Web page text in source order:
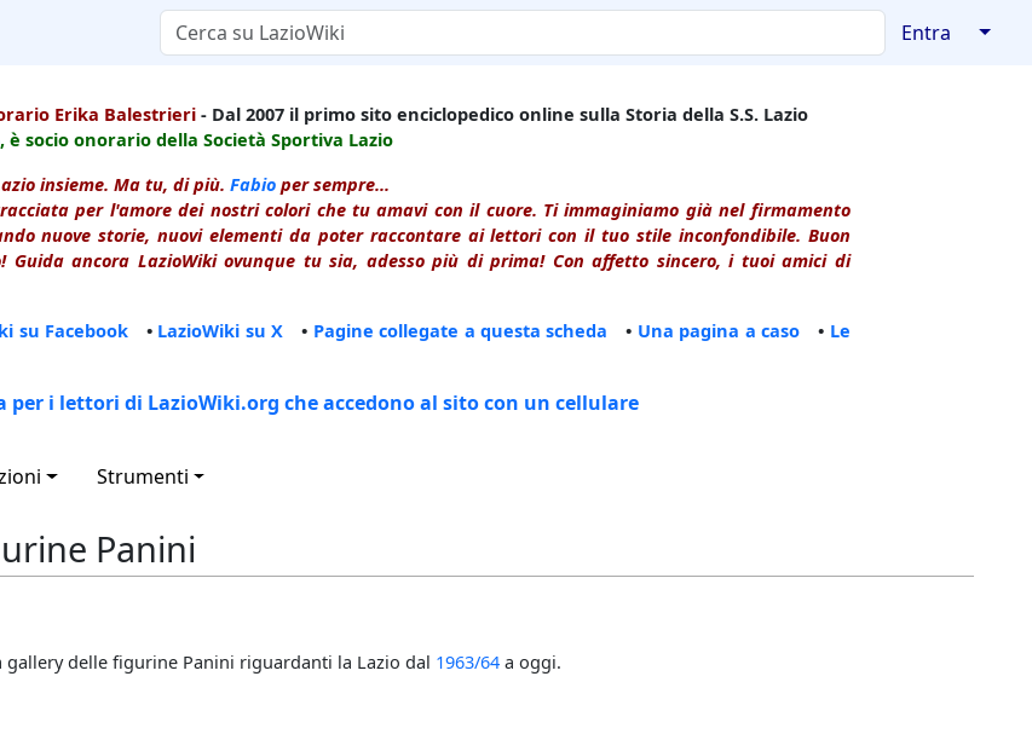
Entra ↓
Erika Balestrieri - Dal 2007 il primo sito enciclopedico online sulla Storia della S.S. Lazio
, è socio onorario della Società Sportiva Lazio
insieme. Ma tu, di più. Fabio per sempre...
per l'amore dei nostri colori che tu amavi con il cuore. Ti immaginiamo già nel firmamento
nuove storie, nuovi elementi da poter raccontare ai lettori con il tuo stile inconfondibile. Buon
Guida ancora LazioWiki ovunque tu sia, adesso più di prima! Con affetto sincero, i tuoi amici di
su Facebook • LazioWiki su X • Pagine collegate a questa scheda • Una pagina a caso • Le
per i lettori di LazioWiki.org che accedono al sito con un cellulare
Strumenti
Panini
delle figurine Panini riguardanti la Lazio dal 1963/64 a oggi.